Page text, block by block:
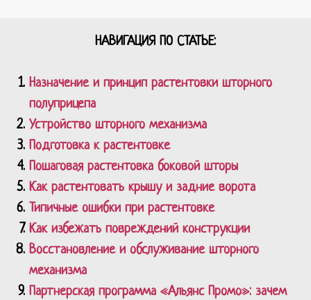
НАВИГАЦИЯ ПО СТАТЬЕ:
Назначение и принцип растентовки шторного
полуприцепа
Устройство шторного механизма
Подготовка к растентовке
Пошаговая растентовка боковой шторы
Как растентовать крышу и задние ворота
Типичные ошибки при растентовке
Как избежать повреждений конструкции
Восстановление и обслуживание шторного
механизма
Партнерская программа «Альянс Промо»: зачем